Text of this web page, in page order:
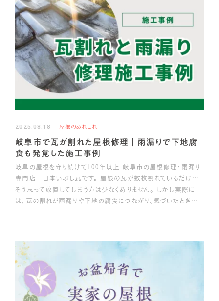
2025.08.18 屋根のあれこれ
岐阜市で瓦が割れた屋根修理｜雨漏りで下地腐
食も発覚した施工事例
岐阜の屋根を守り続けて100年以上 岐阜市の屋根修理・雨漏り
専門店 日本いぶし瓦です。 屋根の瓦が数枚割れているだけ…
そう思って放置してしまう方は少なくありません。 しかし実際に
は、瓦の割れが雨漏りや下地の腐食につながり、気づいたとき…